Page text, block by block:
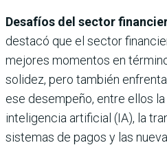
Desafíos del sector
destacó que el sector
mejores momentos en
solidez, pero también
ese desempeño, entre ellos
inteligencia artificial (IA), la
sistemas de pagos y las